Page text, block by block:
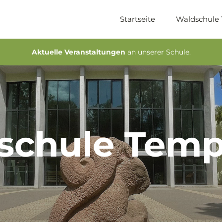
Startseite Waldschule
Aktuelle Veranstaltungen an unserer Schule.